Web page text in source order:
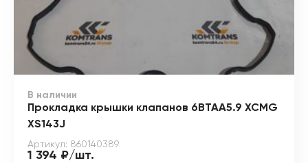
В наличии
Прокладка крышки клапанов 6ВТАА5.9 XCMG
XS143J
Артикул: 860140389
1 394 ₽/шт.